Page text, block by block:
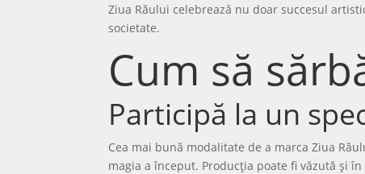
Ziua Răului celebrează nu doar succesul
societate.
Cum să
Participă la un
Cea mai bună modalitate de a marca Ziua
magia a început. Producția poate fi văzută și în